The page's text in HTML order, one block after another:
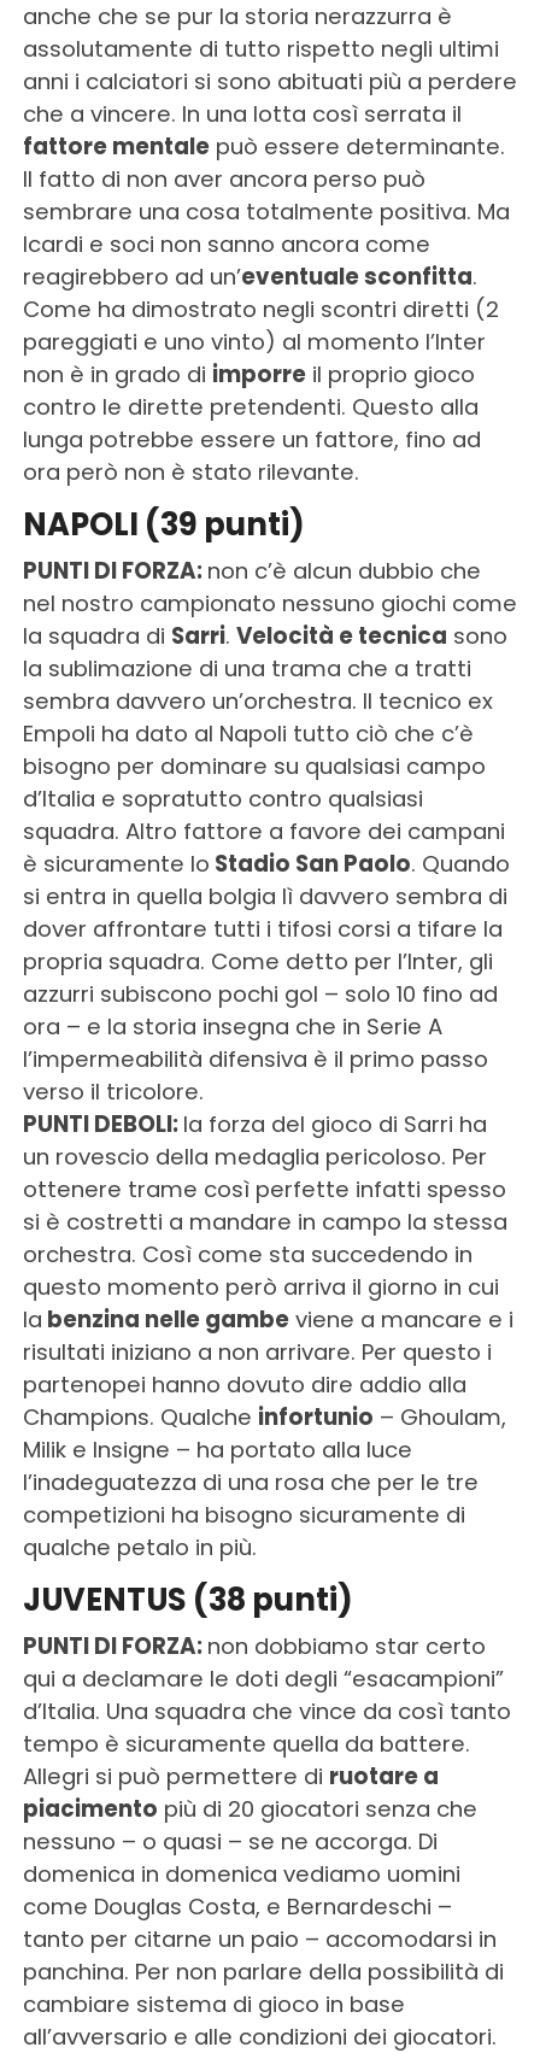
anche che se pur la storia nerazzurra è
assolutamente di tutto rispetto negli ultimi
anni i calciatori si sono abituati più a perdere
che a vincere. In una lotta così serrata il
fattore mentalepuò essere determinante.
Il fatto di non aver ancora perso può
sembrare una cosa totalmente positiva. Ma
Icardi e soci non sanno ancora come
reagirebbero ad un’eventuale sconfitta.
Come ha dimostrato negli scontri diretti (2
pareggiati e uno vinto) al momento l’Inter
non è in grado di imporreil proprio gioco
contro le dirette pretendenti. Questo alla
lunga potrebbe essere un fattore, fino ad
ora però non è stato rilevante.
NAPOLI (39 punti)
PUNTI DI FORZA: non c’è alcun dubbio che
nel nostro campionato nessuno giochi come
la squadra di Sarri. Velocità e tecnica sono
la sublimazione di una trama che a tratti
sembra davvero un’orchestra. Il tecnico ex
Empoli ha dato al Napoli tutto ciò che c’è
bisogno per dominare su qualsiasi campo
d’Italia e sopratutto contro qualsiasi
squadra. Altro fattore a favore dei campani
è sicuramente lo Stadio San Paolo. Quando
si entra in quella bolgia lì davvero sembra di
dover affrontare tutti i tifosi corsi a tifare la
propria squadra. Come detto per l’Inter, gli
azzurri subiscono pochi gol – solo 10 fino ad
ora – e la storia insegna che in Serie A
l’impermeabilità difensiva è il primo passo
verso il tricolore.
PUNTI DEBOLI: la forza del gioco di Sarri ha
un rovescio della medaglia pericoloso. Per
ottenere trame così perfette infatti spesso
si è costretti a mandare in campo la stessa
orchestra. Così come sta succedendo in
questo momento però arriva il giorno in cui
la benzina nelle gambeviene a mancare e i
risultati iniziano a non arrivare. Per questo i
partenopei hanno dovuto dire addio alla
Champions. Qualche infortunio – Ghoulam,
Milik e Insigne – ha portato alla luce
l’inadeguatezza di una rosa che per le tre
competizioni ha bisogno sicuramente di
qualche petalo in più.
JUVENTUS (38 punti)
PUNTI DI FORZA: non dobbiamo star certo
qui a declamare le doti degli “esacampioni”
d’Italia. Una squadra che vince da così tanto
tempo è sicuramente quella da battere.
Allegri si può permettere di ruotare a
piacimento più di 20 giocatori senza che
nessuno – o quasi – se ne accorga. Di
domenica in domenica vediamo uomini
come Douglas Costa, e Bernardeschi –
tanto per citarne un paio – accomodarsi in
panchina. Per non parlare della possibilità di
cambiare sistema di gioco in base
all’avversario e alle condizioni dei giocatori.